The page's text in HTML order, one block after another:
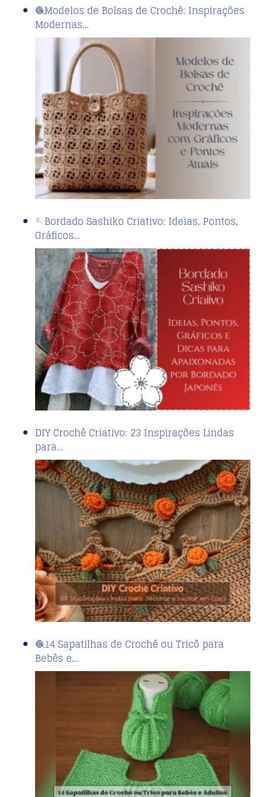
🧶Modelos de Bolsas de Crochê: Inspirações
Modernas…
🪡Bordado Sashiko Criativo: Ideias, Pontos,
Gráficos…
DIY Crochê Criativo: 23 Inspirações Lindas
para…
🧶14 Sapatilhas de Crochê ou Tricô para
Bebês e…